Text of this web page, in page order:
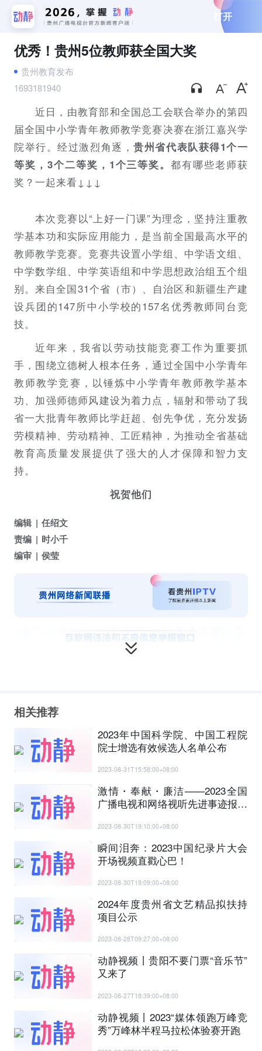
打开
优秀！贵州5位教师获全国大奖
贵州教育发布
1693181940
近日，由教育部和全国总工会联合举办的第四
届全国中小学青年教师教学竞赛决赛在浙江嘉兴学
院举行。经过激烈角逐，贵州省代表队获得1个一
等奖，3个二等奖，1个三等奖。都有哪些老师获
奖？一起来看↓↓↓
本次竞赛以“上好一门课”为理念，坚持注重教
学基本功和实际应用能力，是当前全国最高水平的
教师教学竞赛。竞赛共设置小学组、中学语文组、
中学数学组、中学英语组和中学思想政治组五个组
别。来自全国31个省（市）、自治区和新疆生产建
设兵团的147所中小学校的157名优秀教师同台竞
技。
近年来，我省以劳动技能竞赛工作为重要抓
手，围绕立德树人根本任务，通过全国中小学青年
教师教学竞赛，以锤炼中小学青年教师教学基本
功、加强师德师风建设为着力点，辐射和带动了我
省一大批青年教师比学赶超、创先争优，充分发扬
劳模精神、劳动精神、工匠精神，为推动全省基础
教育高质量发展提供了强大的人才保障和智力支
持。
祝贺他们
编辑
任绍文
责编
时小千
编审
侯莹
相关推荐
2023年中国科学院、中国工程院
院士增选有效候选人名单公布
2023-08-31T15:58:00+08:00
激情・奉献・廉洁——2023全国
广播电视和网络视听先进事迹报告
2023-08-30T19:10:00+08:00
瞬间泪奔：2023中国纪录片大会
开场视频直戳心巴！
2023-08-30T19:09:00+08:00
2024年度贵州省文艺精品拟扶持
项目公示
2023-08-28T09:27:00+08:00
动静视频丨贵阳不要门票“音乐节”
又来了
2023-08-27T18:39:00+08:00
动静视频丨2023“媒体领跑万峰竞
秀”万峰林半程马拉松体验赛开跑